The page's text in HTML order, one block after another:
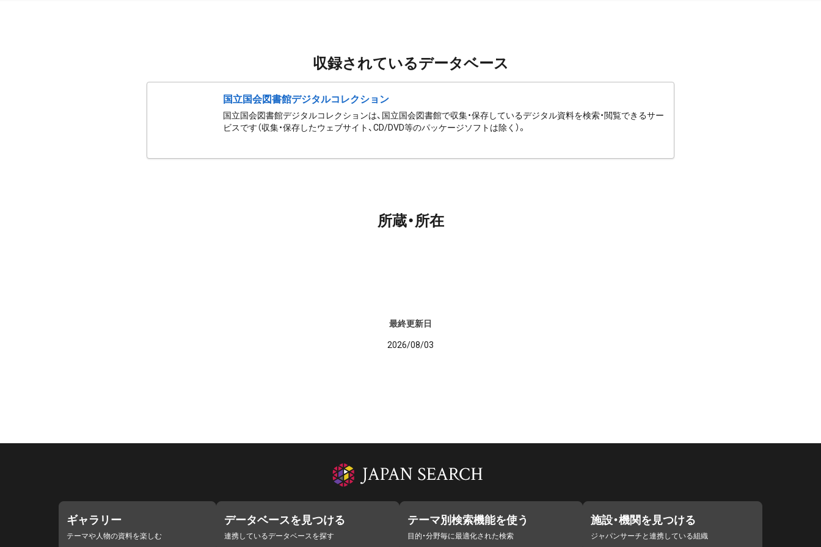
収録されているデータベース
国立国会図書館デジタルコレクション
国立国会図書館デジタルコレクションは、国立国会図書館で収集・保存しているデジタル資料を検索・閲覧できるサー
ビスです（収集・保存したウェブサイト、CD/DVD等のパッケージソフトは除く）。
所蔵・所在
最終更新日
2026/08/03
ギャラリー
テーマや人物の資料を楽しむ
データベースを見つける
連携しているデータベースを探す
テーマ別検索機能を使う
目的・分野毎に最適化された検索
施設・機関を見つける
ジャパンサーチと連携している組織